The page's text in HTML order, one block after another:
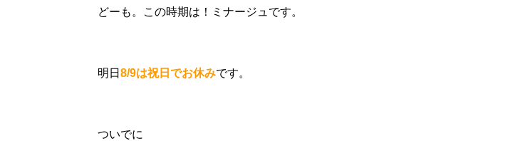
どーも。この時期は！ミナージュです。
明日 8/9は祝日でお休みです。
ついでに